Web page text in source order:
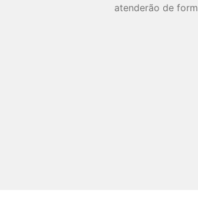
atenderão de